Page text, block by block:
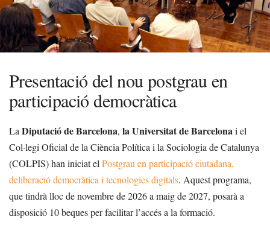
Presentació del nou postgrau en
participació democràtica
La Diputació de Barcelona, la Universitat de Barcelonai el
Col·legi Oficial de la Ciència Política i la Sociologia de Catalunya
(COLPIS) han iniciat el Postgrau en participació ciutadana,
deliberació democràtica i tecnologies digitals. Aquest programa,
que tindrà lloc de novembre de 2026 a maig de 2027, posarà a
disposició 10 beques per facilitar l’accés a la formació.